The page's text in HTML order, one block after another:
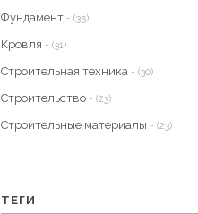
Фундамент - (35)
Кровля - (31)
Строительная техника - (30)
Строительство - (23)
Строительные материалы - (23)
ТЕГИ